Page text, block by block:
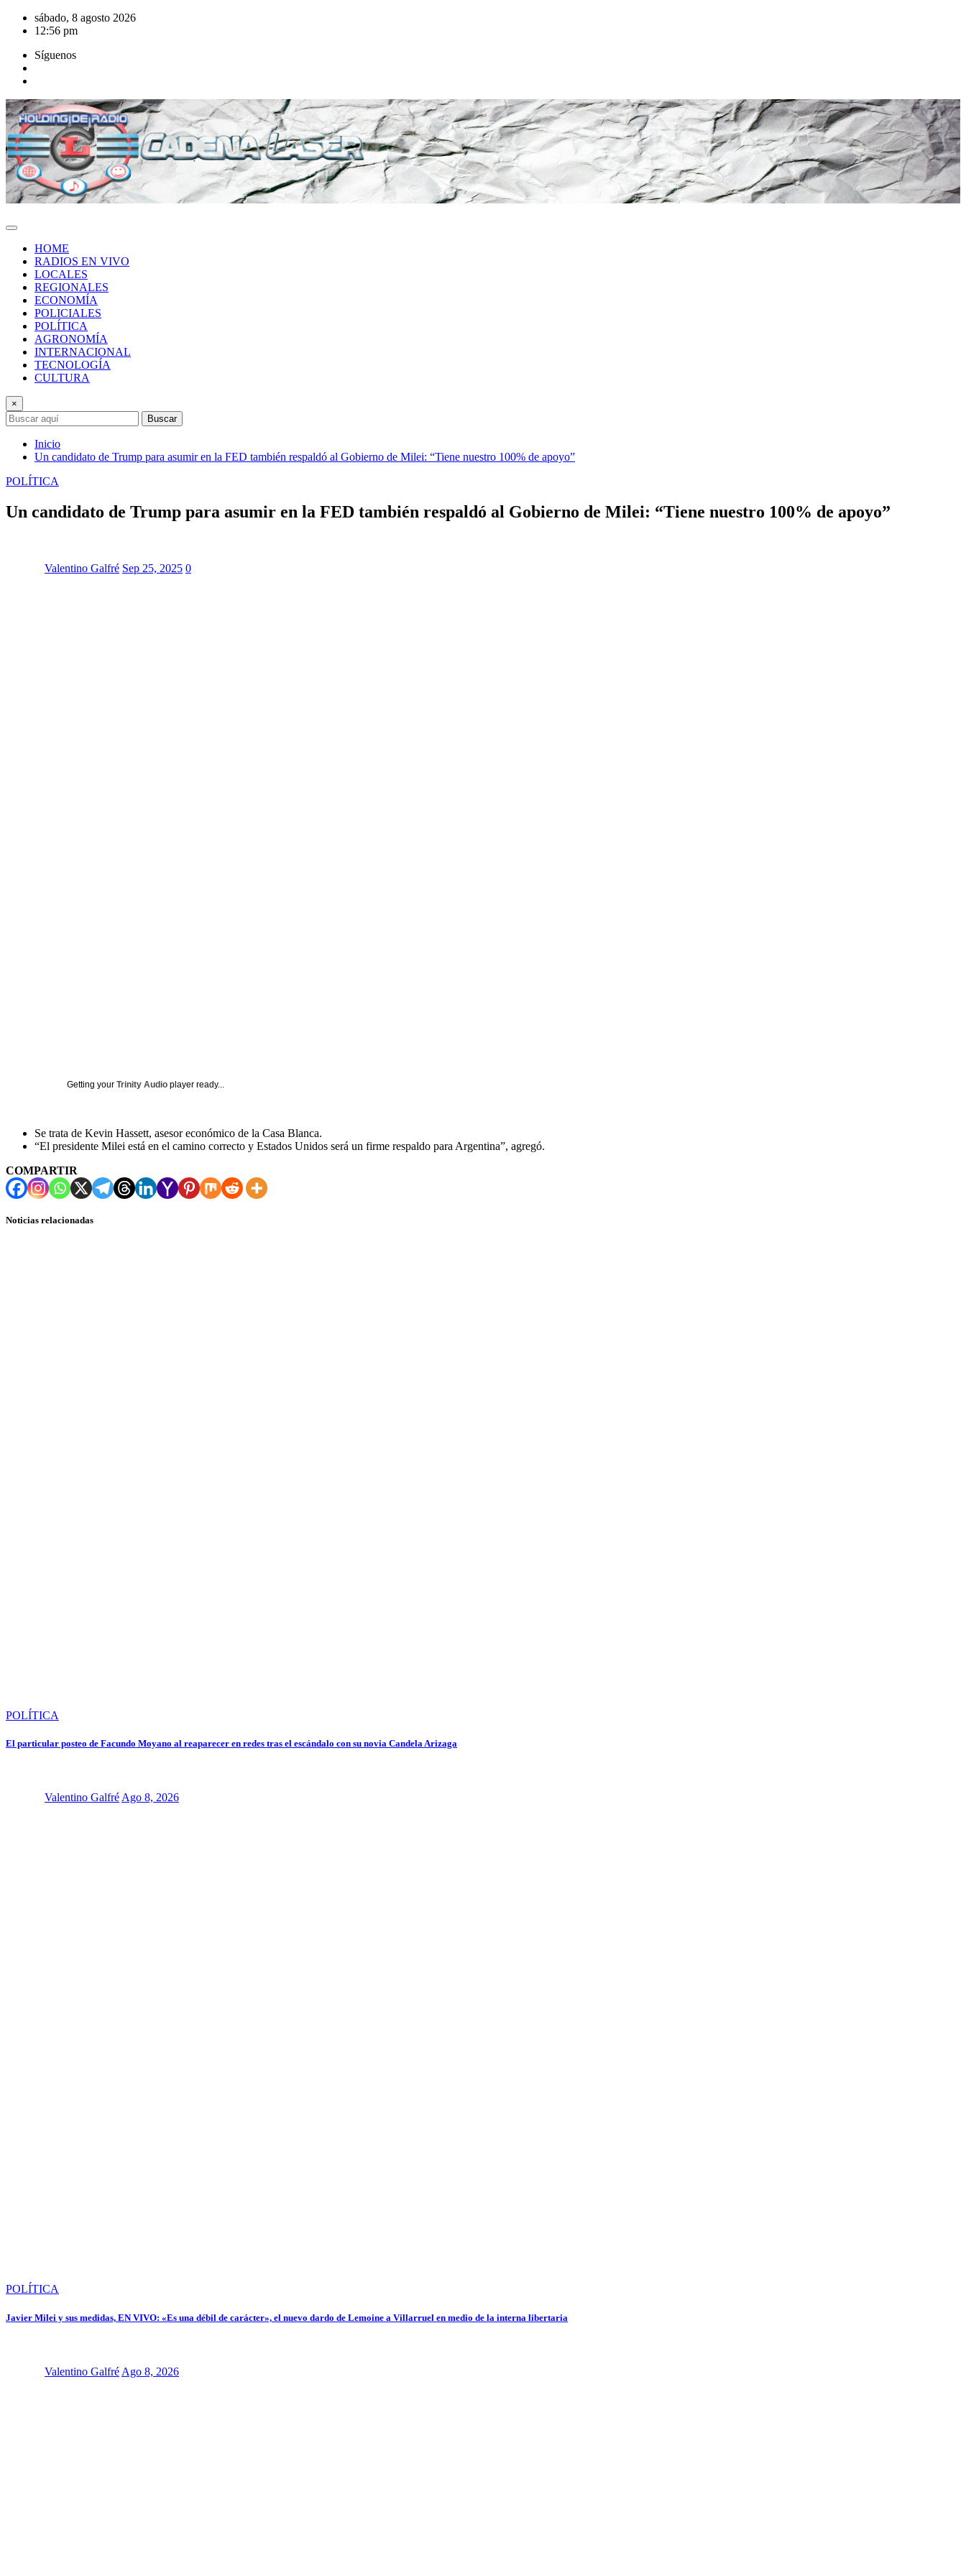
Saltar
sábado, 8 agosto 2026
12:56 pm
Síguenos
HOME
RADIOS EN VIVO
LOCALES
REGIONALES
ECONOMÍA
POLICIALES
POLÍTICA
AGRONOMÍA
INTERNACIONAL
TECNOLOGÍA
CULTURA
×
Buscar
Inicio
Un candidato de Trump para asumir en la FED también respaldó al Gobierno de Milei: “Tiene nuestro 100% de apoyo”
POLÍTICA
Un candidato de Trump para asumir en la FED también respaldó al Gobierno de Milei: “Tiene nuestro 100% de apoyo”
Valentino Galfré Sep 25, 2025 0
Getting your Trinity Audio player ready...
Se trata de Kevin Hassett, asesor económico de la Casa Blanca.
“El presidente Milei está en el camino correcto y Estados Unidos será un firme respaldo para Argentina”, agregó.
COMPARTIR
Noticias relacionadas
POLÍTICA
El particular posteo de Facundo Moyano al reaparecer en redes tras el escándalo con su novia Candela Arizaga
Valentino GalfréAgo 8, 2026
POLÍTICA
Javier Milei y sus medidas, EN VIVO: «Es una débil de carácter», el nuevo dardo de Lemoine a Villarruel en medio de la interna libertaria
Valentino Galfré Ago 8, 2026